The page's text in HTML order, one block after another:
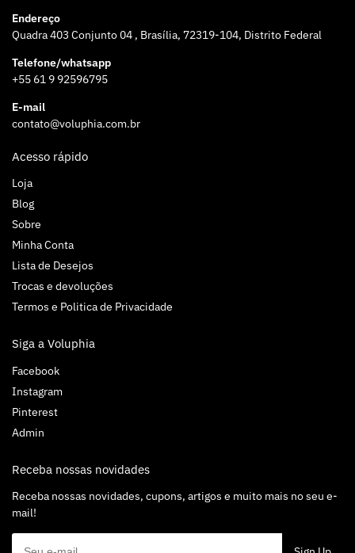
Endereço
Quadra 403 Conjunto 04 , Brasília, 72319-104, Distrito Federal
Telefone/whatsapp
+55 61 9 92596795
E-mail
contato@voluphia.com.br
Acesso rápido
Loja
Blog
Sobre
Minha Conta
Lista de Desejos
Trocas e devoluções
Termos e Politica de Privacidade
Siga a Voluphia
Facebook
Instagram
Pinterest
Admin
Receba nossas novidades
Receba nossas novidades, cupons, artigos e muito mais no seu e-
mail!